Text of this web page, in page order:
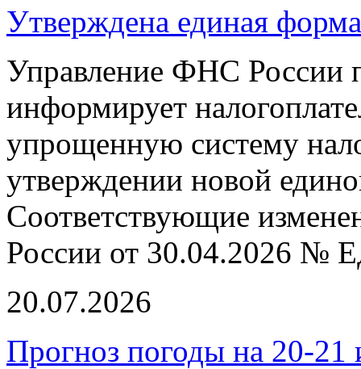
Утверждена единая
Управление ФНС России
информирует
упрощенную систему
утверждении новой
Соответствующие
России от 30.04.2026 №
20.07.2026
Прогноз погоды на 20-21